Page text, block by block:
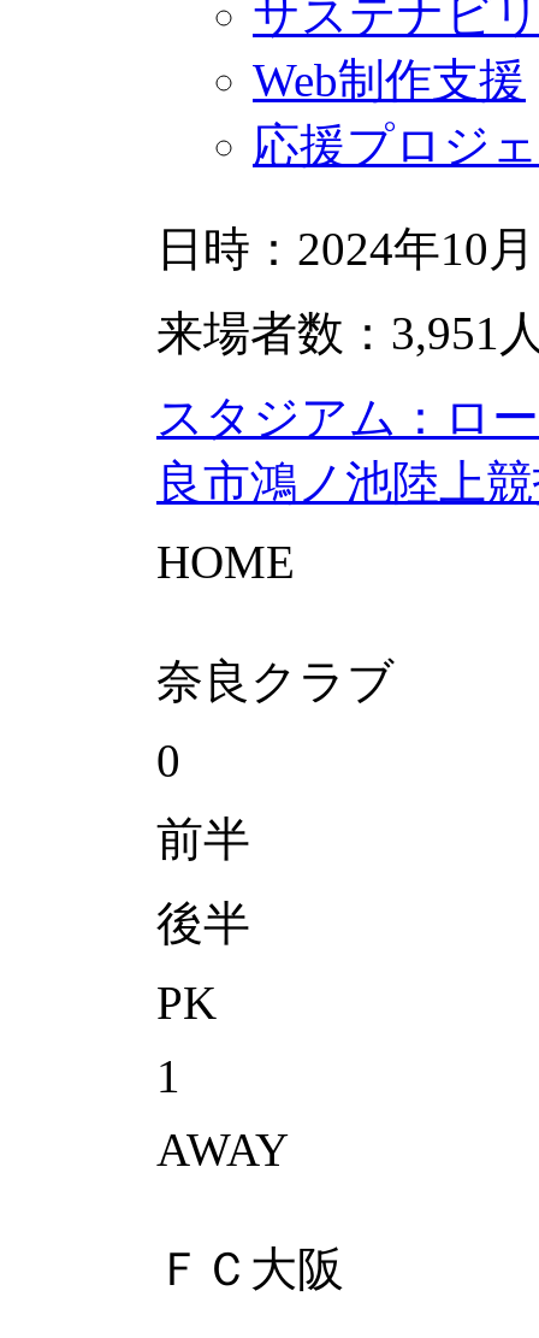
サステナビ
Web制作支援
応援プロジ
日時：2024年10
来場者数：3,951
スタジアム：ロ
良市鴻ノ池陸上
HOME
奈良クラブ
0
前半
後半
PK
1
AWAY
ＦＣ大阪